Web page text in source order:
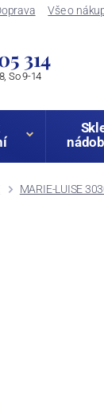
Vše o
314
So 9-14
MARIE-LUISE